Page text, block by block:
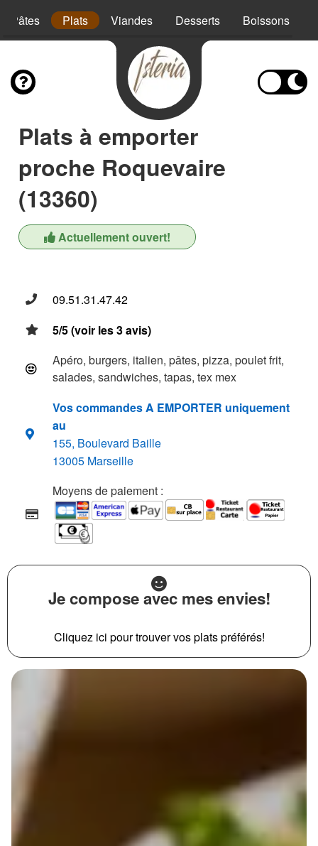
Pâtes Plats Viandes Desserts Boissons
Plats à emporter
proche Roquevaire
(13360)
Actuellement ouvert!
09.51.31.47.42
5/5 (voir les 3 avis)
Apéro, burgers, italien, pâtes, pizza, poulet frit,
salades, sandwiches, tapas, tex mex
Vos commandes A EMPORTER uniquement
au
155, Boulevard Baille
13005 Marseille
Moyens de paiement :
Je compose avec mes envies!
Cliquez ici pour trouver vos plats préférés!